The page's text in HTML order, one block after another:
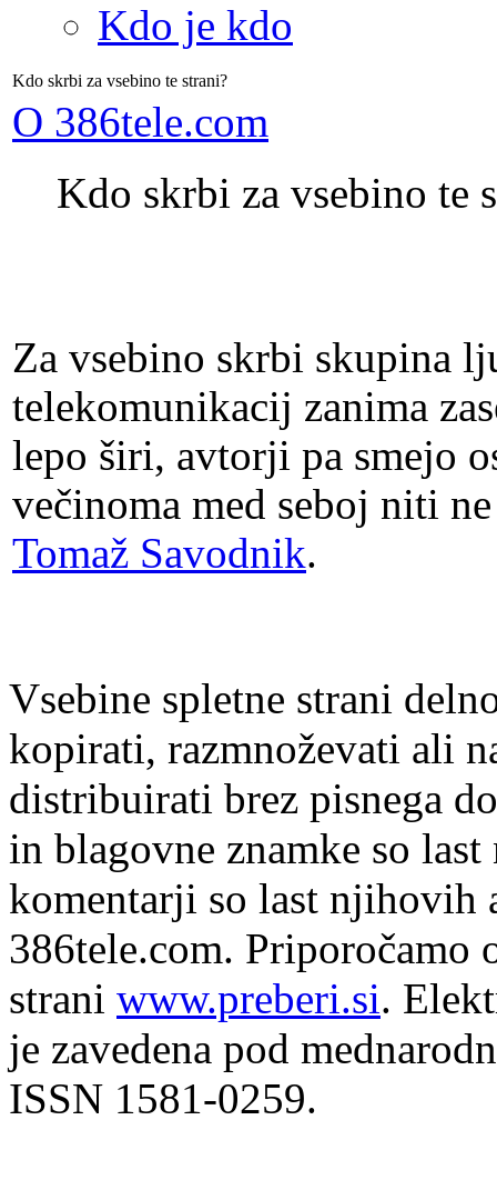
Kdo je kdo
Kdo skrbi za vsebino te strani?
O 386tele.com
Kdo skrbi za vsebino te
Za vsebino skrbi skupina
telekomunikacij zanima
lepo širi, avtorji pa smejo
večinoma med seboj niti
Tomaž Savodnik.
Vsebine spletne strani
kopirati, razmnoževati ali
distribuirati brez pisnega
in blagovne znamke so
komentarji so last njihovih
386tele.com. Priporočamo
strani www.preberi.si.
je zavedena pod
ISSN 1581-0259.